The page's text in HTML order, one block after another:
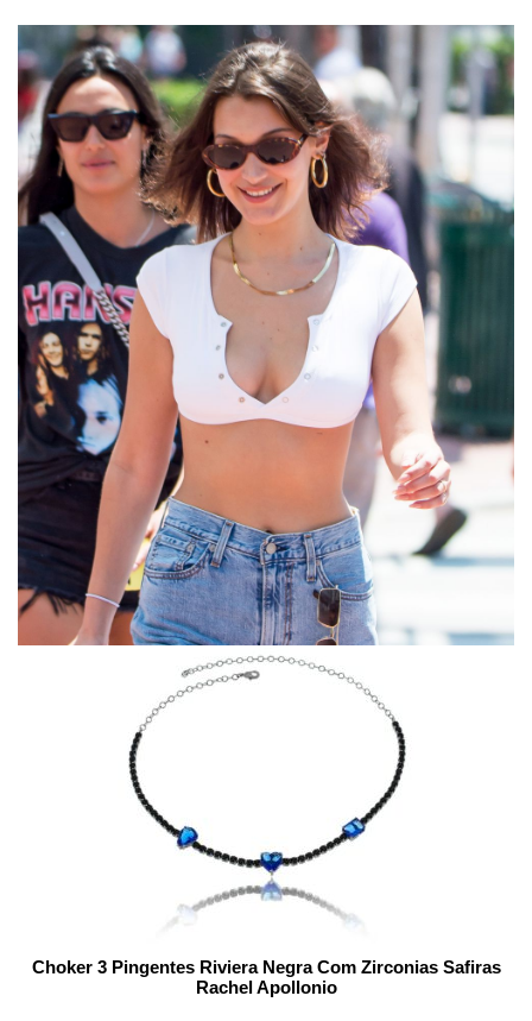
Choker 3 Pingentes Riviera Negra Com Zirconias Safiras
Rachel Apollonio